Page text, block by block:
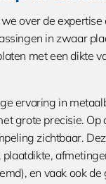
over de
in zwaar
met een dikte
ervaring in
grote precisie. Op
zichtbaar.
en vaak ook